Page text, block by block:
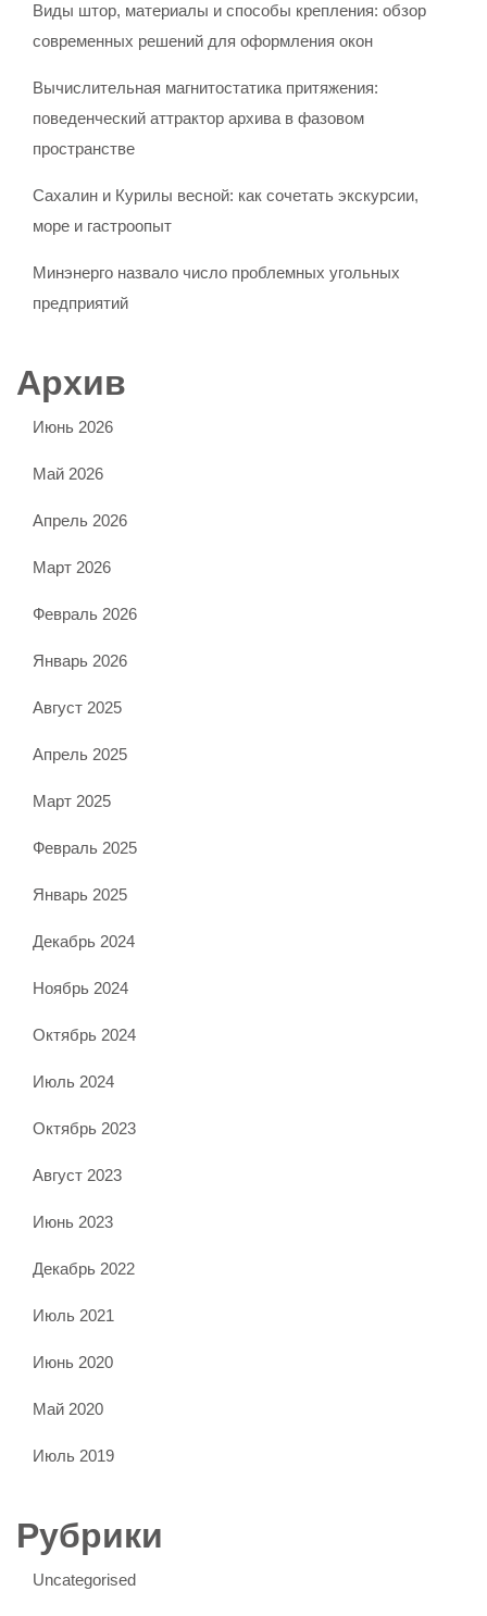
Виды штор, материалы и способы крепления: обзор
современных решений для оформления окон
Вычислительная магнитостатика притяжения:
поведенческий аттрактор архива в фазовом
пространстве
Сахалин и Курилы весной: как сочетать экскурсии,
море и гастроопыт
Минэнерго назвало число проблемных угольных
предприятий
Архив
Июнь 2026
Май 2026
Апрель 2026
Март 2026
Февраль 2026
Январь 2026
Август 2025
Апрель 2025
Март 2025
Февраль 2025
Январь 2025
Декабрь 2024
Ноябрь 2024
Октябрь 2024
Июль 2024
Октябрь 2023
Август 2023
Июнь 2023
Декабрь 2022
Июль 2021
Июнь 2020
Май 2020
Июль 2019
Рубрики
Uncategorised